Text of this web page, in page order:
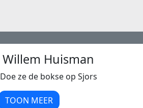
Willem Huisman
Doe ze de bokse op Sjors
TOON MEER